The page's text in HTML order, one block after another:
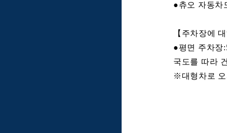
●츄오 자동차
【주차장에
●평면 주차장
국도를 따라
※대형차로 오